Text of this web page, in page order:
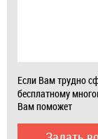
Если Вам трудно
бесплатному
Вам поможет